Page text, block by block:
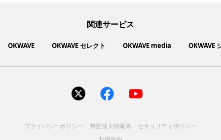
関連サービス
OKWAVE OKWAVE セレクト OKWAVE media OKWAVE
生活・暮らし
健康食品・サプリバス用品
ト
い物サイト
富士通クライアントコンピュ
ス
プライバシーポリシー 特定個人情報等
セキュリティポリシー